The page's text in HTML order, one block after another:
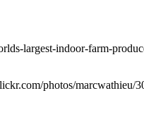
largest-indoor-farm-
photos/marcwathieu/